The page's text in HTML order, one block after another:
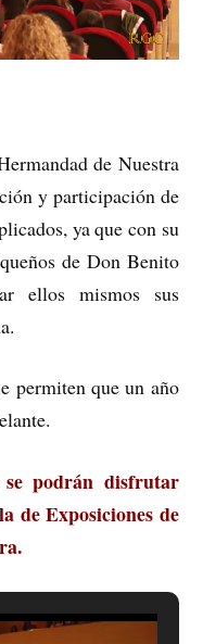
de Nuestra
y participación de
ya que con su
de Don Benito
ellos mismos sus
permiten que un año
se podrán disfrutar
de Exposiciones de